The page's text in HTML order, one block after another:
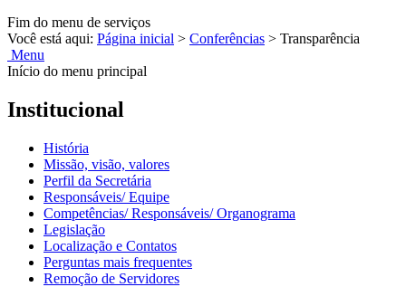
Fim do menu de serviços
Você está aqui: Página inicial > Conferências > Transparência
Menu
Início do menu principal
Institucional
História
Missão, visão, valores
Perfil da Secretária
Responsáveis/ Equipe
Competências/ Responsáveis/ Organograma
Legislação
Localização e Contatos
Perguntas mais frequentes
Remoção de Servidores